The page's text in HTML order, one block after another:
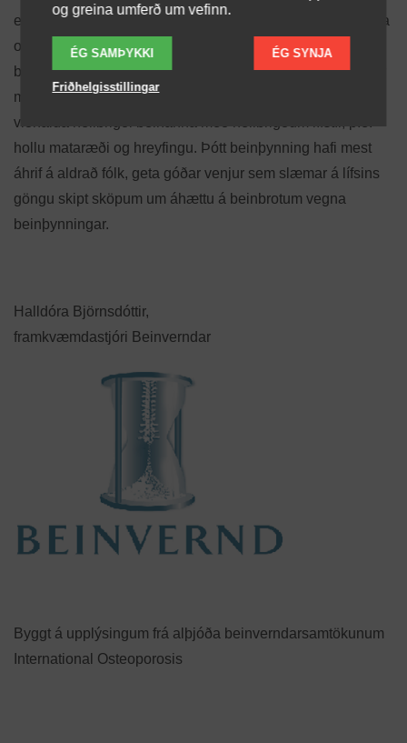
en sérstaklega í upphafi ævinnar, þegar beinin eru að vaxa
og þéttast og á efri árum er þau eru oft á tíðum orðin
brothætt. Á fullorðinsárum frá rúmlega tvítugu til sextugs er
markmið beinverndar að forðast ótímabært beintap og
viðhalda heilbrigði beinanna með heilbrigðum lífstíl, þ.e.
hollu mataræði og hreyfingu. Þótt beinþynning hafi mest
áhrif á aldrað fólk, geta góðar venjur sem slæmar á lífsins
göngu skipt sköpum um áhættu á beinbrotum vegna
beinþynningar.
Halldóra Björnsdóttir,
framkvæmdastjóri Beinverndar
Byggt á upplýsingum frá alþjóða beinverndarsamtökunum
International Osteoporosis
og greina umferð um vefinn.
ÉG SAMÞYKKI ÉG SYNJA
Friðhelgisstillingar